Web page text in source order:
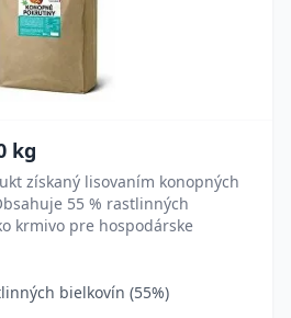
kg
získaný lisovaním konopných
55 % rastlinných
krmivo pre hospodárske
bielkovín (55%)